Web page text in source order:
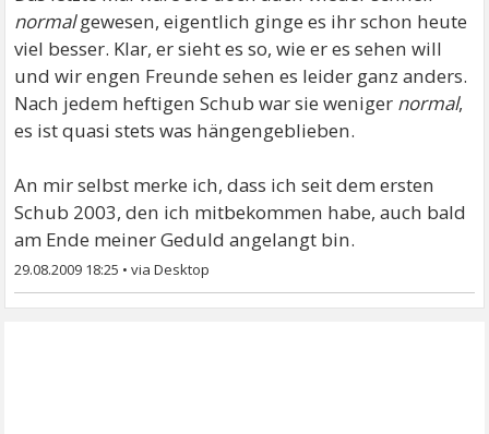
normalgewesen, eigentlich ginge es ihr schon heute
viel besser. Klar, er sieht es so, wie er es sehen will
und wir engen Freunde sehen es leider ganz anders.
Nach jedem heftigen Schub war sie weniger normal,
es ist quasi stets was hängengeblieben.
An mir selbst merke ich, dass ich seit dem ersten
Schub 2003, den ich mitbekommen habe, auch bald
am Ende meiner Geduld angelangt bin.
29.08.2009 18:25 •